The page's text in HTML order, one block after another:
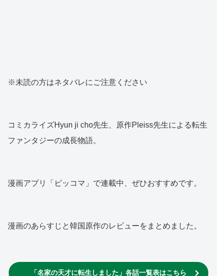
※未読の方はネタバレにご注意ください
コミカライズHyun ji cho先生、原作Pleiss先生による転生
ファンタジーの成長物語。
漫画アプリ「ピッコマ」で連載中、ぜひおすすめです。
漫画のあらすじと韓国原作のレビューをまとめました。
「名家の天才に転生しました」各話一覧表はこちら